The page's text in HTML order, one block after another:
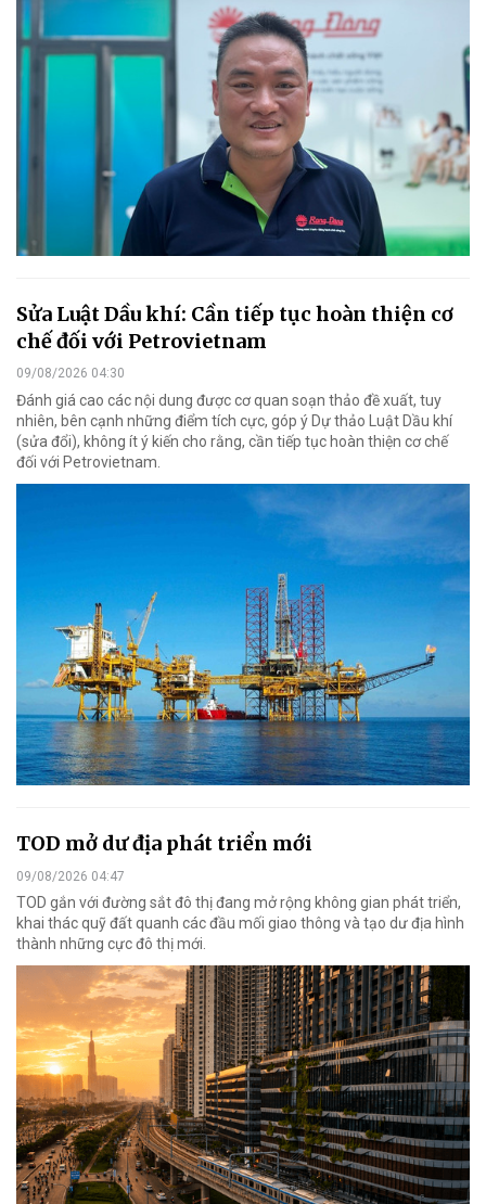
Sửa Luật Dầu khí: Cần tiếp tục hoàn thiện cơ
chế đối với Petrovietnam
09/08/2026 04:30
Đánh giá cao các nội dung được cơ quan soạn thảo đề xuất, tuy
nhiên, bên cạnh những điểm tích cực, góp ý Dự thảo Luật Dầu khí
(sửa đổi), không ít ý kiến cho rằng, cần tiếp tục hoàn thiện cơ chế
đối với Petrovietnam.
TOD mở dư địa phát triển mới
09/08/2026 04:47
TOD gắn với đường sắt đô thị đang mở rộng không gian phát triển,
khai thác quỹ đất quanh các đầu mối giao thông và tạo dư địa hình
thành những cực đô thị mới.